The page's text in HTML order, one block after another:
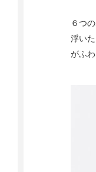
６つ
浮い
がふ